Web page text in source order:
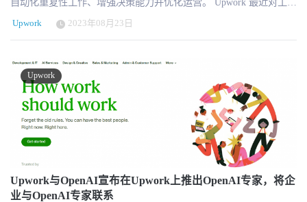
渗透平台各项运营流程 除了前端客户和项目侧的AI应用，Upwork还
披露了其内部AI基础设施的革新成果。AI目前已参与超过35%的平
客服“Upwork Assist”已完成从聊天到语音渠道的覆盖，试点阶段
adoption rate 超过80%。这说明平台正在通过 AI 重新定义内部运营
效率与用户支持体验，进一步压缩运营成本空间。 财务表现稳健，
持续释放自由现金流 财报还显示，Upwork第二季度自由现金流为
6560万美元，同比增长85%；经营活动净现金流为7250万美元，同比
大增近一倍。公司在股票回购上保持谨慎，在过去六个月中回购
7092万美元股份，同时保持约6亿美元的现金与市场性证券储备。 公
司上调了全年指引，预计全年营收在7.65亿至7.75亿美元之间，调整
后EBITDA将达到2.06亿至2.14亿美元，非GAAP每股收益在1.14至
1.18美元之间。 行业趋势：人机共融 + 企业主导 = 下一代工作平台
业业务的扩展是一个巨大的机会，但由于缺乏重点和执行不力，这
一机会被严重低估。 资本分配不合理：公司在研发和品牌推广方面
诸多问题。品牌营销投入超过1亿美元，但实际效果存疑，前员工普
遍认为这笔投资没有显著提升业务表现。 管理团队频繁更替：管理
团队内部缺乏稳定性，高层管理人员频繁更替，加剧了战略和执行
上的混乱。自2020年CEO Hayden Brown上任以来，已有三任CFO和
多个关键职位的高管离职或更替。 呼吁董事会进行改革和加强治理
结构：信中呼吁董事会采取积极措施，包括改善平台基础功能、专
注于企业业务机会、优化公司成本结构、利用公司现金储备回购被
低估的股票、刷新董事会成员，并将管理层的薪酬与股东价值创造
挂钩。 进一步优化成本结构，减少股权稀释：Engine Capital认为公
司目前的成本结构仍然臃肿，有进一步削减的空间，尤其是在研发
和营销支出上。自IPO以来，公司普通股数量增加了36%，股东权益
自动化重复性工作、增强决策能力并优化运营。 Upwork 最近对工作
场所中的生成式人工智能进行的研究发现，公司计划因生成式人工
智能而雇用更多员工：49% 的招聘经理表示他们将雇用更多独立人
才，49% 的招聘经理表示他们将雇用更多全职员工。人工智能也是
生成式人工智能招聘职位比去年年底增长了1000%以上，而同期相关
搜索量增长了1500%以上。企业围绕人工智能的招聘情绪和活动激增
有力地表明，企业正在高度关注人工智能所能提供的机遇。 Upwork
最新一轮研究揭示了哪些生成式人工智能技能是企业最需要的，不
断变化的行为，以及拥有专业生成式人工智能技能的独立人才供应
量的不断增长。我们的研究考察了我们平台上的真实市场行为，发
现了一个反应迅速、富有成效的工作市场，能够同时满足寻求工作
机会的人工智能人才和寻找人工智能专业人才的客户的需求。 主要
发现 ChatGPT 在 2023 年上半年的公司搜索量最大： OpenAI 继续保
持先发优势，其 ChatGPT（包括其底层模型 GPT-3 和 GPT-4）在寻
Upwork 2023年08月23日
Upwork
Upwork与OpenAI宣布在Upwork上推出OpenAI专家，将企
业与OpenAI专家联系